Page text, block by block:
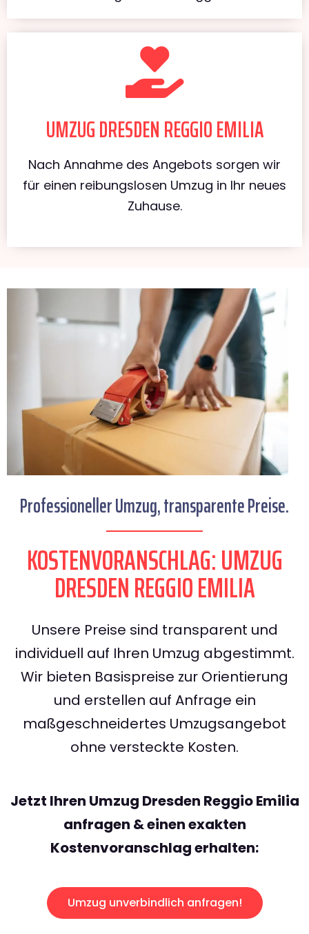
UMZUG DRESDEN REGGIO EMILIA
Nach Annahme des Angebots sorgen wir
für einen reibungslosen Umzug in Ihr neues
Zuhause.
Professioneller Umzug, transparente Preise.
KOSTENVORANSCHLAG: UMZUG
DRESDEN REGGIO EMILIA
Unsere Preise sind transparent und
individuell auf Ihren Umzug abgestimmt.
Wir bieten Basispreise zur Orientierung
und erstellen auf Anfrage ein
maßgeschneidertes Umzugsangebot
ohne versteckte Kosten.
Jetzt Ihren Umzug Dresden Reggio Emilia
anfragen & einen exakten
Kostenvoranschlag erhalten:
Umzug unverbindlich anfragen!